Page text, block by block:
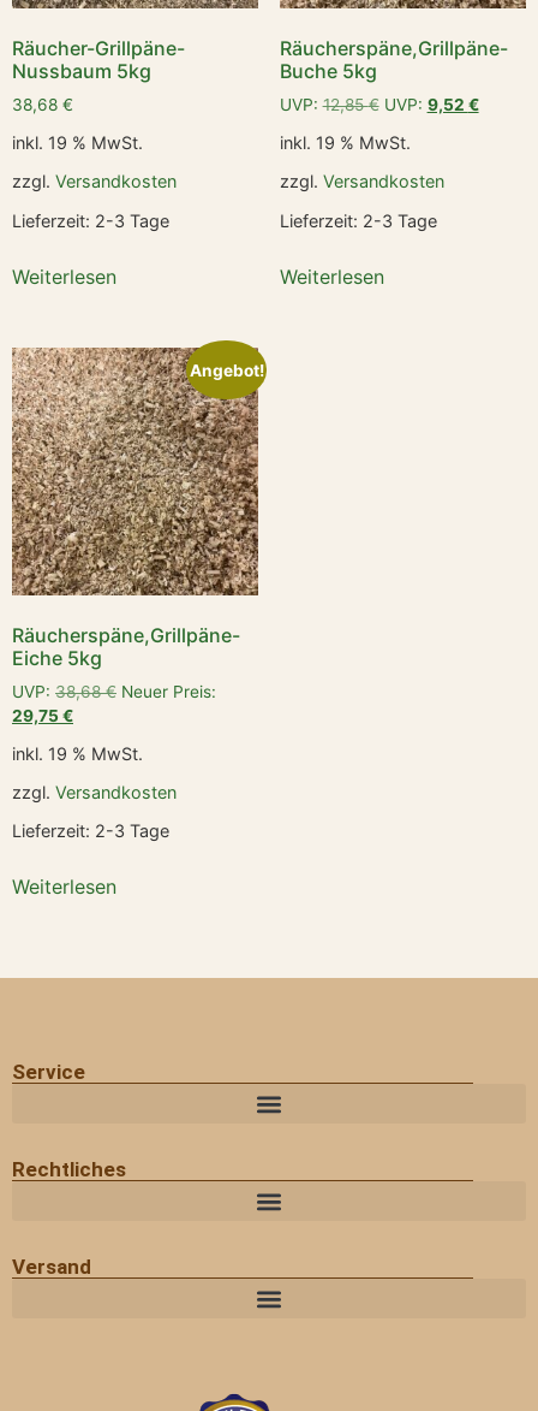
Räucher-Grillpäne-
Nussbaum 5kg
38,68 €
inkl. 19 % MwSt.
zzgl. Versandkosten
Lieferzeit: 2-3 Tage
Weiterlesen
Räucherspäne,Grillpäne-
Buche 5kg
UVP: 12,85€ UVP: 9,52 €
inkl. 19 % MwSt.
zzgl. Versandkosten
Lieferzeit: 2-3 Tage
Weiterlesen
Angebot!
Räucherspäne,Grillpäne-
Eiche 5kg
UVP: 38,68€ Neuer Preis:
29,75€
inkl. 19 % MwSt.
zzgl. Versandkosten
Lieferzeit: 2-3 Tage
Weiterlesen
Service
Rechtliches
Versand